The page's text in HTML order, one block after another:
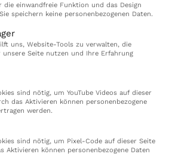
Ambulant
Karriere
IMPRESSUM
die einwandfreie Funktion und das Design
speichern keine personenbezogenen Daten.
uns, Website-Tools zu verwalten, die
unsere Seite nutzen und Ihre Erfahrung
sind nötig, um YouTube Videos auf dieser
das Aktivieren können personenbezogene
werden.
sind nötig, um Pixel-Code auf dieser Seite
Aktivieren können personenbezogene Daten